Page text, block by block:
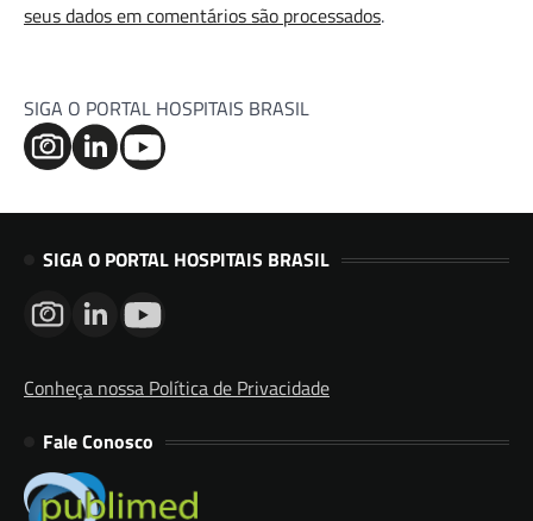
seus dados em comentários são processados.
SIGA O PORTAL HOSPITAIS BRASIL
SIGA O PORTAL HOSPITAIS BRASIL
Conheça nossa Política de Privacidade
Fale Conosco